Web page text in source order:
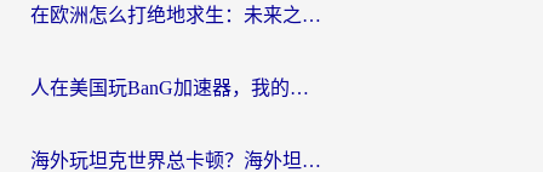
在欧洲怎么打绝地求生：未来之役不卡？留学生亲测的加速器避坑指南
人在美国玩BanG加速器，我的延迟终于绿了
海外玩坦克世界总卡顿？海外坦克世界加速器有哪些？实测好用的选择在这里